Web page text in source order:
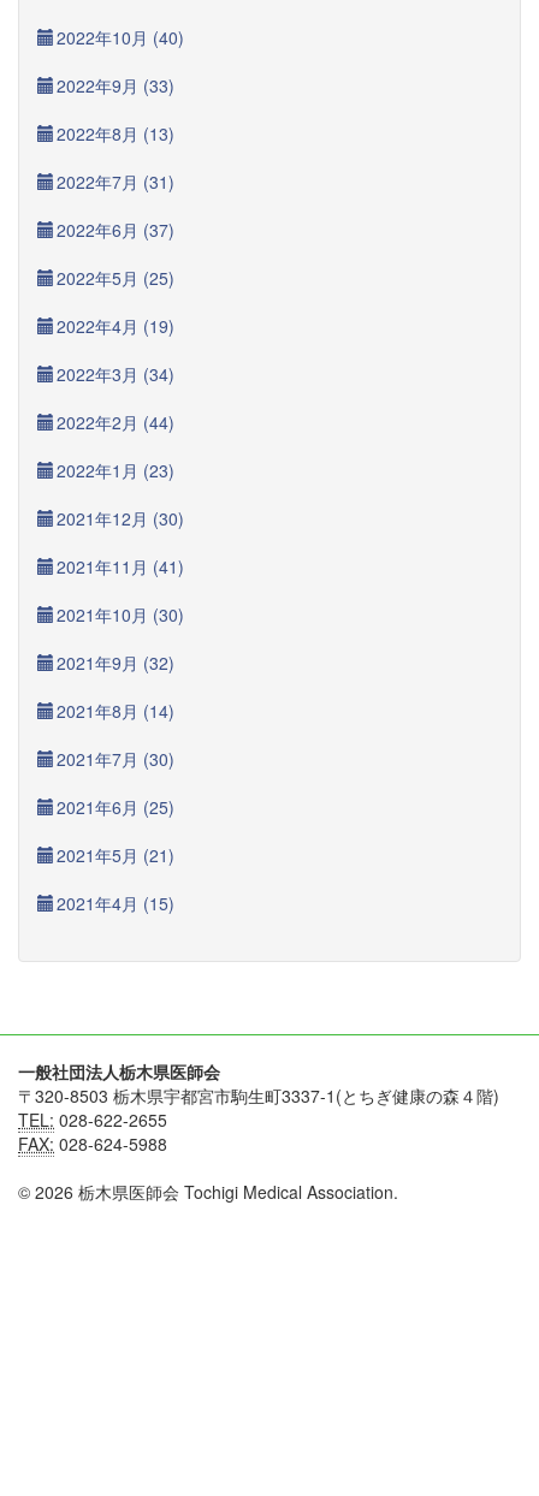
2022年10月 (40)
2022年9月 (33)
2022年8月 (13)
2022年7月 (31)
2022年6月 (37)
2022年5月 (25)
2022年4月 (19)
2022年3月 (34)
2022年2月 (44)
2022年1月 (23)
2021年12月 (30)
2021年11月 (41)
2021年10月 (30)
2021年9月 (32)
2021年8月 (14)
2021年7月 (30)
2021年6月 (25)
2021年5月 (21)
2021年4月 (15)
一般社団法人栃木県医師会
〒320-8503 栃木県宇都宮市駒生町3337-1(とちぎ健康の森４階)
TEL: 028-622-2655
FAX: 028-624-5988
© 2026 栃木県医師会 Tochigi Medical Association.